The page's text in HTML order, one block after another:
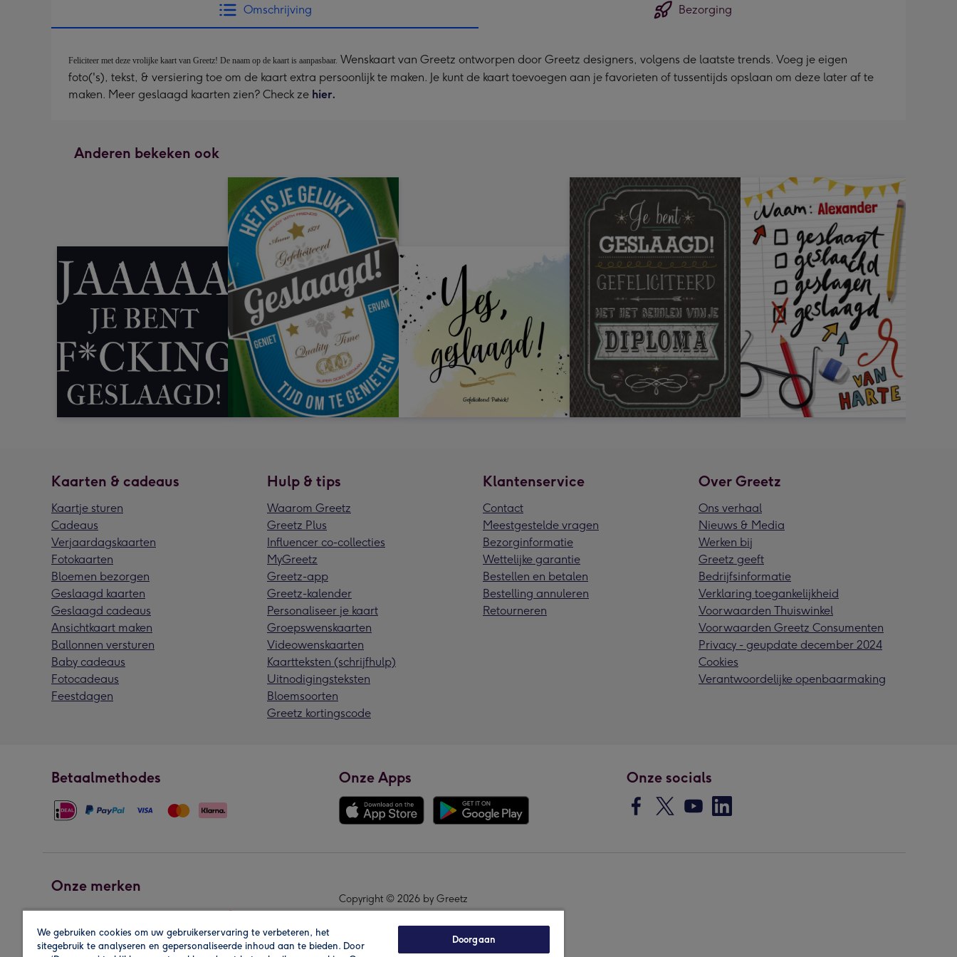
Omschrijving Bezorging
Feliciteer met deze vrolijke kaart van Greetz! De naam op de kaart is aanpasbaar. Wenskaart van Greetz ontworpen door Greetz designers, volgens de laatste trends. Voeg je eigen
foto('s), tekst, & versiering toe om de kaart extra persoonlijk te maken. Je kunt de kaart toevoegen aan je favorieten of tussentijds opslaan om deze later af te
maken. Meer geslaagd kaarten zien? Check ze hier.
Anderen bekeken ook
Kaarten & cadeaus
Kaartje sturen
Cadeaus
Verjaardagskaarten
Fotokaarten
Bloemen bezorgen
Geslaagd kaarten
Geslaagd cadeaus
Ansichtkaart maken
Ballonnen versturen
Baby cadeaus
Fotocadeaus
Feestdagen
Hulp & tips
Waarom Greetz
Greetz Plus
Influencer co-collecties
MyGreetz
Greetz-app
Greetz-kalender
Personaliseer je kaart
Groepswenskaarten
Videowenskaarten
Kaartteksten (schrijfhulp)
Uitnodigingsteksten
Bloemsoorten
Greetz kortingscode
Klantenservice
Contact
Meestgestelde vragen
Bezorginformatie
Wettelijke garantie
Bestellen en betalen
Bestelling annuleren
Retourneren
Over Greetz
Ons verhaal
Nieuws & Media
Werken bij
Greetz geeft
Bedrijfsinformatie
Verklaring toegankelijkheid
Voorwaarden Thuiswinkel
Voorwaarden Greetz Consumenten
Privacy - geupdate december 2024
Cookies
Verantwoordelijke openbaarmaking
Betaalmethodes Onze Apps Onze socials
Onze merken
Copyright © 2026 by Greetz
We gebruiken cookies om uw gebruikerservaring te verbeteren, het
sitegebruik te analyseren en gepersonaliseerde inhoud aan te bieden. Door
Doorgaan